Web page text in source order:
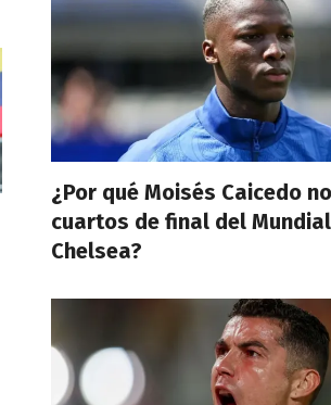
¿Por qué Moisés Caicedo
cuartos de final del
Chelsea?